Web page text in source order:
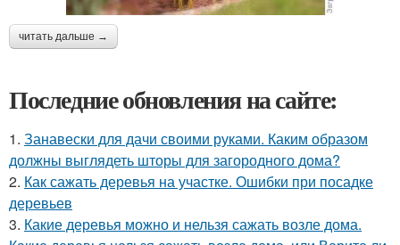
читать дальше →
Последние обновления на сайте:
1. Занавески для дачи своими руками. Каким образом
должны выглядеть шторы для загородного дома?
2. Как сажать деревья на участке. Ошибки при посадке
деревьев
3. Какие деревья можно и нельзя сажать возле дома.